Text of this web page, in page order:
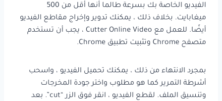
الفيديو الخاصة بك بسرعة طالما أنها أقل من 500
ميغابايت. بخلاف ذلك ، يمكنك تدوير وإخراج مقاطع الفيديو
أيضًا. للعمل مع Cutter Online Video ، يجب أن تستخدم
متصفح Chrome وتثبيت تطبيق Chrome.
بمجرد الانتهاء من ذلك ، يمكنك تحميل الفيديو ، واسحب
أشرطة التمرير كما هو مطلوب واختر جودة المخرجات
وتنسيق الملف. لقطع الفيديو ، انقر فوق الزر “cut”. بعد